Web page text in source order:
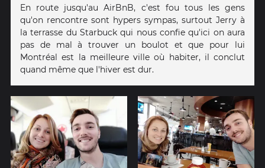
En route jusqu'au AirBnB, c'est fou tous les gens
qu'on rencontre sont hypers sympas, surtout Jerry à
la terrasse du Starbuck qui nous confie qu'ici on aura
pas de mal à trouver un boulot et que pour lui
Montréal est la meilleure ville où habiter, il conclut
quand même que l'hiver est dur.